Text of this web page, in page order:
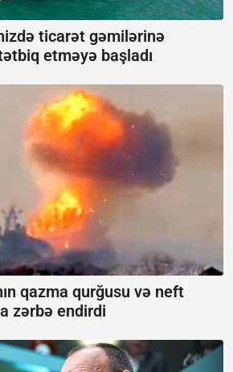
ticarət gəmilərinə
etməyə başladı
qazma qurğusu və neft
zərbə endirdi